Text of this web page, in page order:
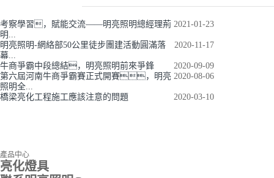
2021-01-23
考察學習，賦能交流——明亮照明總經理荊
明...
2020-11-17
明亮照明-網絡部50公里徒步團建活動圓滿落
幕...
2020-09-09
牛商爭霸中段總結，明亮照明前來爭鋒
2020-08-06
第六屆河南牛商爭霸賽正式開賽，明亮
照明全...
2020-03-10
橋梁亮化工程施工應該注意的問題
產品中心
亮化燈具